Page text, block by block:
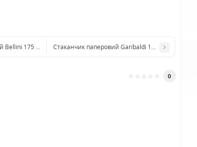
Bellini 175 мл (100шт)Стаканчик паперовий Garibaldi 175 мл (100шт)
0